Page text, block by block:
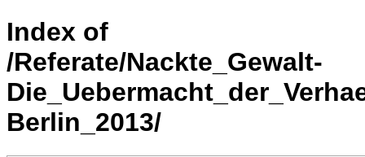
Index of
/Referate/Nackte_Gewalt-
Berlin_2013/